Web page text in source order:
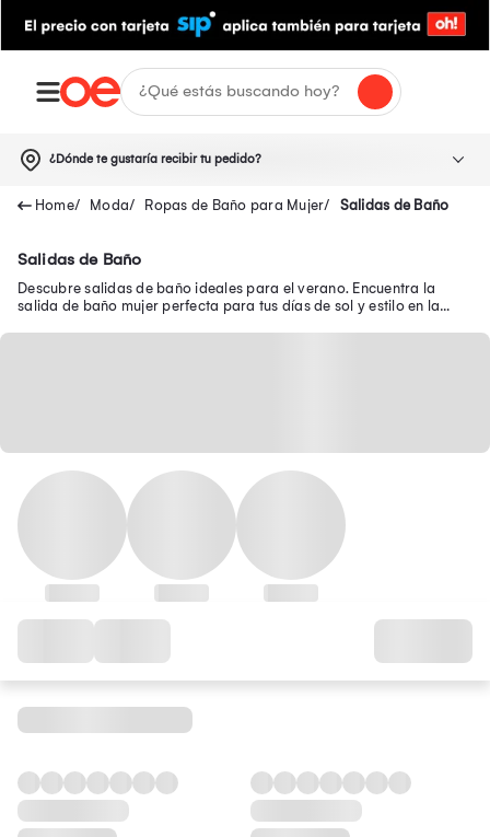
¿Dónde te gustaría recibir tu pedido?
Moda Ropas de Baño para Mujer Salidas de Baño
Salidas de Baño
Descubre salidas de baño ideales para el verano. Encuentra la
salida de baño mujer perfecta para tus días de sol y estilo en la